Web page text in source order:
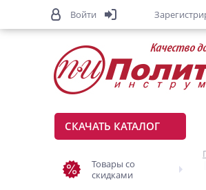
СКАЧАТЬ КАТАЛОГ
Товары со
скидками
Войти